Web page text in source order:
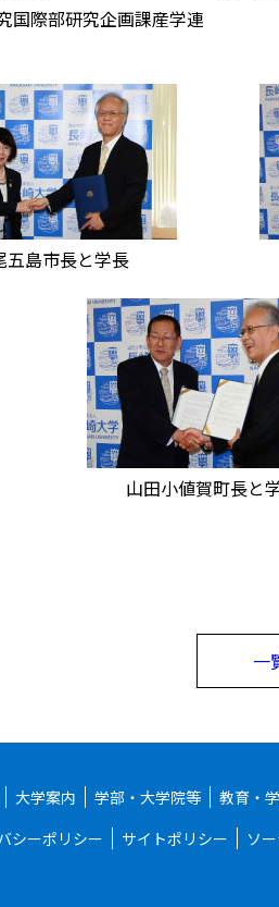
国際部研究企画課産学連
五島市長と学長
山田小値賀町長と
一
大学案内 学部・大学院等 教育・
シーポリシー
サイトポリシー ソ